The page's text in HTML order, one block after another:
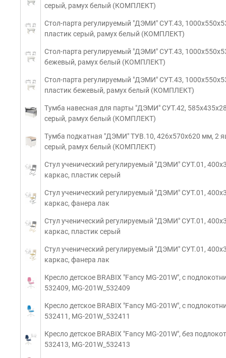
серый, рамух белый (КОМПЛЕКТ)
Стол-парта регулируемый "ДЭМИ" СУТ.43,
пластик серый, рамух белый (КОМПЛЕКТ)
Стол-парта регулируемый "ДЭМИ" СУТ.43,
бежевый, рамух белый (КОМПЛЕКТ)
Стол-парта регулируемый "ДЭМИ" СУТ.43,
пластик бежевый, рамух белый (КОМПЛЕКТ)
Тумба навесная для парты "ДЭМИ" СУТ.42,
серый, рамух белый (КОМПЛЕКТ)
Тумба подкатная "ДЭМИ" ТУВ.10, 426х570х620 мм, 2
серый, рамух белый (КОМПЛЕКТ)
Стул ученический регулируемый "ДЭМИ" СУТ.01,
каркас, пластик серый
Стул ученический регулируемый "ДЭМИ" СУТ.01,
каркас, фанера лак
Стул ученический регулируемый "ДЭМИ" СУТ.01,
каркас, пластик серый
Стул ученический регулируемый "ДЭМИ" СУТ.01,
каркас, фанера лак
Кресло детское BRABIX "Fancy MG-201W", с
532409, MG-201W_532409
Кресло детское BRABIX "Fancy MG-201W", с
532411, MG-201W_532411
Кресло детское BRABIX "Fancy MG-201W", без
532413, MG-201W_532413